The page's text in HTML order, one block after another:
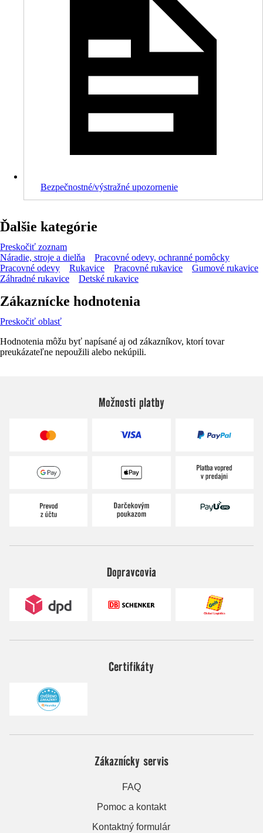
Bezpečnostné/výstražné upozornenie
Ďalšie kategórie
Preskočiť zoznam
Náradie, stroje a dielňa
Pracovné odevy, ochranné pomôcky
Pracovné odevy
Rukavice Pracovné rukavice
Gumové rukavice
Záhradné rukavice
Detské rukavice
Zákaznícke hodnotenia
Preskočiť oblasť
Hodnotenia môžu byť napísané aj od zákazníkov, ktorí tovar
preukázateľne nepoužili alebo nekúpili.
Možnosti platby
Dopravcovia
Certifikáty
Zákaznícky servis
FAQ
Pomoc a kontakt
Kontaktný formulár